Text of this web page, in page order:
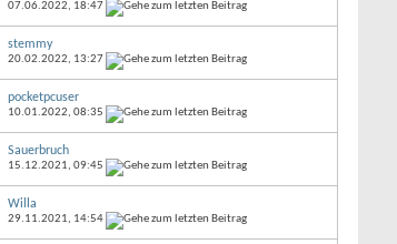
07.06.2022, 18:47
stemmy
20.02.2022, 13:27
pocketpcuser
10.01.2022, 08:35
Sauerbruch
15.12.2021, 09:45
Willa
29.11.2021, 14:54